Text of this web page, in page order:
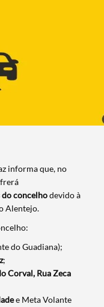
informa que, no
concelhodevido à
Alentejo.
do Guadiana);
;
Corval, Rua Zeca
e Meta Volante